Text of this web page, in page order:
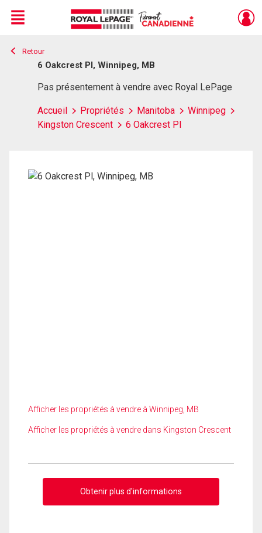
Live
En Direct
Menu
Retour
6 Oakcrest Pl, Winnipeg, MB
Pas présentement à vendre avec Royal LePage
Accueil Propriétés Manitoba
Winnipeg
Kingston Crescent
6 Oakcrest Pl
Afficher les propriétés à vendre à Winnipeg, MB
Afficher les propriétés à vendre dans Kingston Crescent
Obtenir plus d'informations